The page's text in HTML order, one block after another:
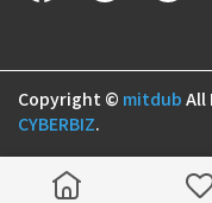
Copyright © mitdub All
CYBERBIZ.